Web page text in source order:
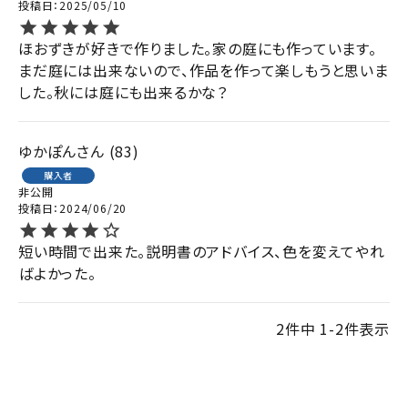
投稿日 2025/05/10
ほおずきが好きで作りました。家の庭にも作っています。
まだ庭には出来ないので、作品を作って楽しもうと思いま
した。秋には庭にも出来るかな？
ゆかぽん 83
購入者
非公開
投稿日 2024/06/20
短い時間で出来た。説明書のアドバイス、色を変えてやれ
ばよかった。
2件中 1-2件表示